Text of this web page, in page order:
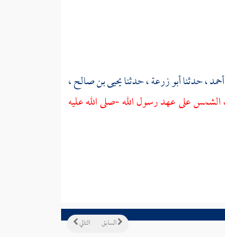
، حدثناأبو زرعة، حدثنايحيى بن صالح،
على عهد رسول الله -صلى الله عليه
التالي السابق